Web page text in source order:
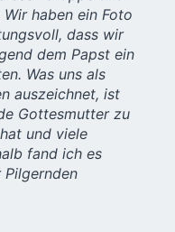
haben ein Foto
dass wir
dem Papst ein
Was uns als
auszeichnet, ist
Gottesmutter zu
und viele
fand ich es
Pilgernden